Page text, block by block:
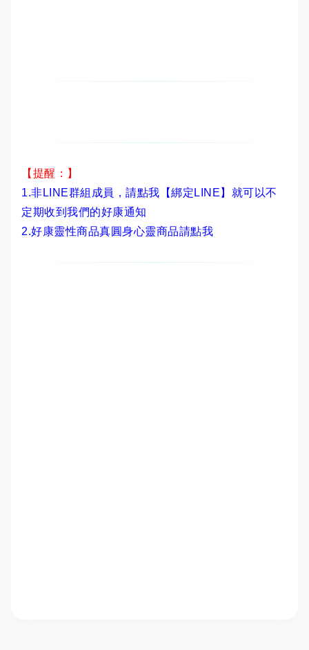
【提醒：】
1.非LINE群組成員， 請點我【綁定LINE】 就可以不
定期收到我們的好康通知
2.好康靈性商品真圓身心靈商品請點我